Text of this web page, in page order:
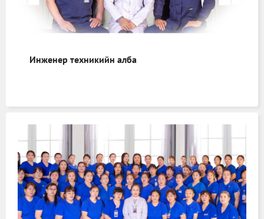
Инженер техникийн алба